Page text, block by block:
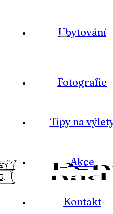
Ubytování
Fotografie
Tipy na
Akce
Kontakt